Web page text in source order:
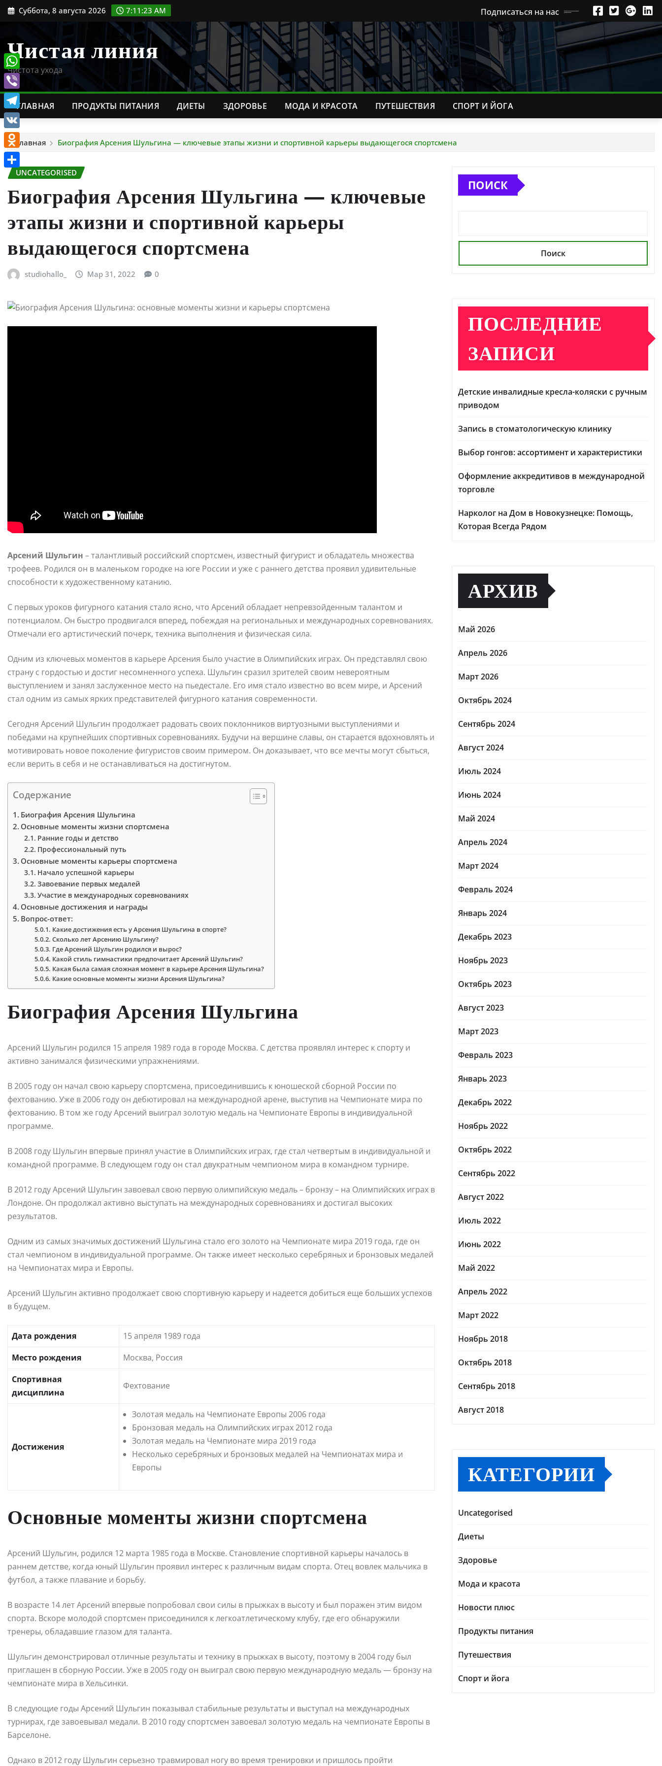
ПерейтиСуббота, 8 августа 2026 7:11:24 AM Подписаться на нас
Чистая линия
Чистота ухода
ГЛАВНАЯ ПРОДУКТЫ ПИТАНИЯ ДИЕТЫ ЗДОРОВЬЕ МОДА И КРАСОТА ПУТЕШЕСТВИЯ СПОРТ И ЙОГА
Главная Биография Арсения Шульгина — ключевые этапы жизни и спортивной карьеры выдающегося спортсмена
UNCATEGORISED
Биография Арсения Шульгина — ключевые
этапы жизни и спортивной карьеры
выдающегося спортсмена
studiohallo_ Мар 31, 2022 0
Арсений Шульгин – талантливый российский спортсмен, известный фигурист и обладатель множества
трофеев. Родился он в маленьком городке на юге России и уже с раннего детства проявил удивительные
способности к художественному катанию.
С первых уроков фигурного катания стало ясно, что Арсений обладает непревзойденным талантом и
потенциалом. Он быстро продвигался вперед, побеждая на региональных и международных соревнованиях.
Отмечали его артистический почерк, техника выполнения и физическая сила.
Одним из ключевых моментов в карьере Арсения было участие в Олимпийских играх. Он представлял свою
страну с гордостью и достиг несомненного успеха. Шульгин сразил зрителей своим невероятным
выступлением и занял заслуженное место на пьедестале. Его имя стало известно во всем мире, и Арсений
стал одним из самых ярких представителей фигурного катания современности.
Сегодня Арсений Шульгин продолжает радовать своих поклонников виртуозными выступлениями и
победами на крупнейших спортивных соревнованиях. Будучи на вершине славы, он старается вдохновлять и
мотивировать новое поколение фигуристов своим примером. Он доказывает, что все мечты могут сбыться,
если верить в себя и не останавливаться на достигнутом.
Содержание
Биография Арсения Шульгина
Основные моменты жизни спортсмена
Ранние годы и детство
Профессиональный путь
Основные моменты карьеры спортсмена
Начало успешной карьеры
Завоевание первых медалей
Участие в международных соревнованиях
Основные достижения и награды
Вопрос-ответ:
Какие достижения есть у Арсения Шульгина в спорте?
Сколько лет Арсению Шульгину?
Где Арсений Шульгин родился и вырос?
Какой стиль гимнастики предпочитает Арсений Шульгин?
Какая была самая сложная момент в карьере Арсения Шульгина?
Какие основные моменты жизни Арсения Шульгина?
Биография Арсения Шульгина
Арсений Шульгин родился 15 апреля 1989 года в городе Москва. С детства проявлял интерес к спорту и
активно занимался физическими упражнениями.
В 2005 году он начал свою карьеру спортсмена, присоединившись к юношеской сборной России по
фехтованию. Уже в 2006 году он дебютировал на международной арене, выступив на Чемпионате мира по
фехтованию. В том же году Арсений выиграл золотую медаль на Чемпионате Европы в индивидуальной
программе.
В 2008 году Шульгин впервые принял участие в Олимпийских играх, где стал четвертым в индивидуальной и
командной программе. В следующем году он стал двукратным чемпионом мира в командном турнире.
В 2012 году Арсений Шульгин завоевал свою первую олимпийскую медаль – бронзу – на Олимпийских играх в
Лондоне. Он продолжал активно выступать на международных соревнованиях и достигал высоких
результатов.
Одним из самых значимых достижений Шульгина стало его золото на Чемпионате мира 2019 года, где он
стал чемпионом в индивидуальной программе. Он также имеет несколько серебряных и бронзовых медалей
на Чемпионатах мира и Европы.
Арсений Шульгин активно продолжает свою спортивную карьеру и надеется добиться еще больших успехов
в будущем.
Дата рождения
15 апреля 1989 года
Место рождения
Москва, Россия
Спортивная
дисциплина
Фехтование
Достижения
Золотая медаль на Чемпионате Европы 2006 года
Бронзовая медаль на Олимпийских играх 2012 года
Золотая медаль на Чемпионате мира 2019 года
Несколько серебряных и бронзовых медалей на Чемпионатах мира и
Европы
Основные моменты жизни спортсмена
Арсений Шульгин, родился 12 марта 1985 года в Москве. Становление спортивной карьеры началось в
раннем детстве, когда юный Шульгин проявил интерес к различным видам спорта. Отец вовлек мальчика в
футбол, а также плавание и борьбу.
В возрасте 14 лет Арсений впервые попробовал свои силы в прыжках в высоту и был поражен этим видом
спорта. Вскоре молодой спортсмен присоединился к легкоатлетическому клубу, где его обнаружили
тренеры, обладавшие глазом для таланта.
Шульгин демонстрировал отличные результаты и технику в прыжках в высоту, поэтому в 2004 году был
приглашен в сборную России. Уже в 2005 году он выиграл свою первую международную медаль — бронзу на
чемпионате мира в Хельсинки.
В следующие годы Арсений Шульгин показывал стабильные результаты и выступал на международных
турнирах, где завоевывал медали. В 2010 году спортсмен завоевал золотую медаль на чемпионате Европы в
Барселоне.
Однако в 2012 году Шульгин серьезно травмировал ногу во время тренировки и пришлось пройти
ПОИСК
Поиск
ПОСЛЕДНИЕ
ЗАПИСИ
Детские инвалидные кресла-коляски с ручным
приводом
Запись в стоматологическую клинику
Выбор гонгов: ассортимент и характеристики
Оформление аккредитивов в международной
торговле
Нарколог на Дом в Новокузнецке: Помощь,
Которая Всегда Рядом
АРХИВ
Май 2026
Апрель 2026
Март 2026
Октябрь 2024
Сентябрь 2024
Август 2024
Июль 2024
Июнь 2024
Май 2024
Апрель 2024
Март 2024
Февраль 2024
Январь 2024
Декабрь 2023
Ноябрь 2023
Октябрь 2023
Август 2023
Март 2023
Февраль 2023
Январь 2023
Декабрь 2022
Ноябрь 2022
Октябрь 2022
Сентябрь 2022
Август 2022
Июль 2022
Июнь 2022
Май 2022
Апрель 2022
Март 2022
Ноябрь 2018
Октябрь 2018
Сентябрь 2018
Август 2018
КАТЕГОРИИ
Uncategorised
Диеты
Здоровье
Мода и красота
Новости плюс
Продукты питания
Путешествия
Спорт и йога
WhatsApp
Viber
Telegram
VK
Odnoklassniki
Отправить